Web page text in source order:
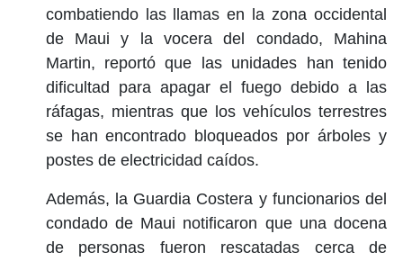
combatiendo las llamas en la zona occidental
de Maui y la vocera del condado, Mahina
Martin, reportó que las unidades han tenido
dificultad para apagar el fuego debido a las
ráfagas, mientras que los vehículos terrestres
se han encontrado bloqueados por árboles y
postes de electricidad caídos.
Además, la Guardia Costera y funcionarios del
condado de Maui notificaron que una docena
de personas fueron rescatadas cerca de